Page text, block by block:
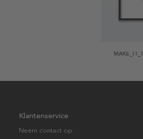
Klantenservice
Neem contact op